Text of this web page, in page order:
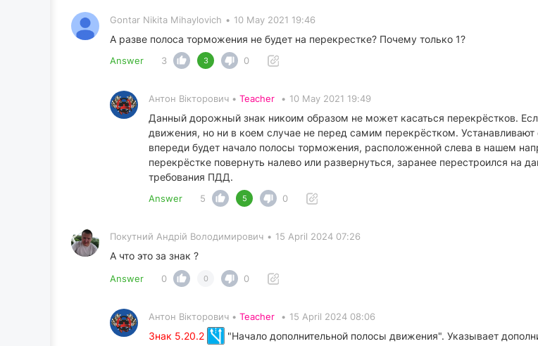
Gontar Nikita Mihaylovich • 10 May 2021 19:46
А разве полоса торможения не будет на перекрестке? Почему только 1?
Answer 3 3 0
Антон Вікторович • Teacher • 10 May 2021 19:49
Данный дорожный знак никоим образом не может касаться перекрёстков.
движения, но ни в коем случае не перед самим перекрёстком.
впереди будет начало полосы торможения, расположенной слева в нашем
перекрёстке повернуть налево или развернуться, заранее перестроился
требования ПДД.
Answer 5 5 0
Покутний Андрiй Володимирович • 15 April 2024 07:26
А что это за знак ?
Answer 0 0 0
Антон Вікторович • Teacher • 15 April 2024 08:06
Знак 5.20.2
"Начало дополнительной полосы движения". Указывает